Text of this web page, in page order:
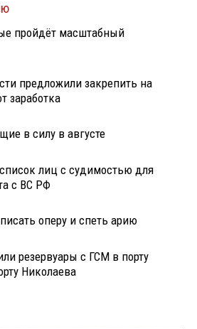
пройдёт масштабный
предложили закрепить на
заработка
в силу в августе
лиц с судимостью для
с ВС РФ
оперу и спеть арию
резервуары с ГСМ в порту
Николаева